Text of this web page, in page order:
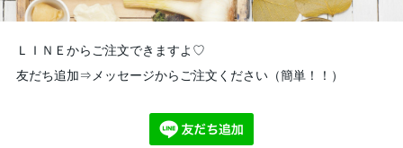
ご注文
農家さんたち
畑のブログ
ＬＩＮＥからご注文できますよ♡
友だち追加⇒メッセージからご注文ください（簡単！！）